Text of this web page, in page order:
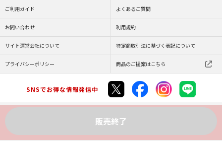
販売終了
ご利用ガイド よくあるご質問
お問い合わせ 利用規約
サイト運営会社について 特定商取引法に基づく表記について
プライバシーポリシー 商品のご提案はこちら
SNSでお得な情報発信中